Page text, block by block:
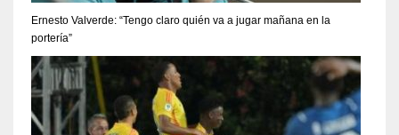
Ernesto Valverde: “Tengo claro quién va a jugar mañana en la
portería”